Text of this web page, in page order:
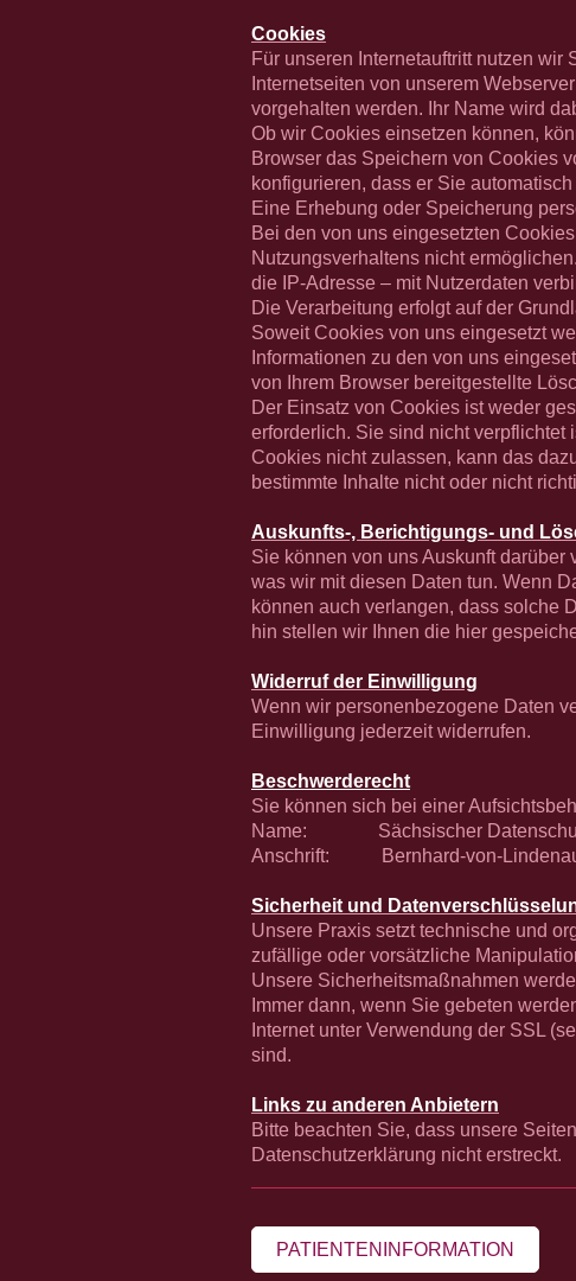
Cookies
Für unseren Internetauftritt nutzen
Internetseiten von unserem
vorgehalten werden. Ihr Name wird
Ob wir Cookies einsetzen können,
Browser das Speichern von Cookies
konfigurieren, dass er Sie
Eine Erhebung oder Speicherung
Bei den von uns eingesetzten
Nutzungsverhaltens nicht
die IP-Adresse – mit Nutzerdaten
Die Verarbeitung erfolgt auf der
Soweit Cookies von uns eingesetzt
Informationen zu den von uns
von Ihrem Browser bereitgestellte
Der Einsatz von Cookies ist weder
erforderlich. Sie sind nicht
Cookies nicht zulassen, kann das
bestimmte Inhalte nicht oder nicht
Auskunfts-, Berichtigungs- und
Sie können von uns Auskunft
was wir mit diesen Daten tun. Wenn
können auch verlangen, dass solche
hin stellen wir Ihnen die hier
Widerruf der Einwilligung
Wenn wir personenbezogene Daten
Einwilligung jederzeit widerrufen.
Beschwerderecht
Sie können sich bei einer
Name: Sächsischer
Anschrift: Bernhard-von-
Sicherheit und
Unsere Praxis setzt technische und
zufällige oder vorsätzliche
Unsere Sicherheitsmaßnahmen
Immer dann, wenn Sie gebeten
Internet unter Verwendung der SSL
sind.
Links zu anderen Anbietern
Bitte beachten Sie, dass unsere
Datenschutzerklärung nicht erstreckt.
PATIENTENINFORMATION